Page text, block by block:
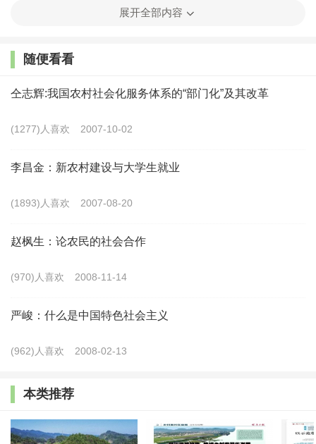
进农业农村现代化，加快农业强国建设步伐。2024年中央一
建设”。党的二十届三中全会围绕保障粮食安全、深化土地
农”工作的一系列重大决策部署，为今后一段时期我国农业
工农城乡关系、人与自然关系和农村生产关系的持续深刻变
化。这些关系的变化不仅体现了现代化发展的基本演变趋
展。关于如何处理好这几大关系以及在此过程中衍生出的一
系列问题、挑战，并有力有效推进农业农村现代化，成为当
述我国农业农村现代化进程中几个重大关系的基本内涵与演
系动态演进的视角出发，分析新发展阶段加快推进农业农村
现代化所面临的现实困境与挑战，并围绕未来阶段我国高质
展开全部内容
随便看看
仝志辉:我国农村社会化服务体系的“部门化”及其改革
(1277)人喜欢 2007-10-02
李昌金：新农村建设与大学生就业
(1893)人喜欢 2007-08-20
赵枫生：论农民的社会合作
(970)人喜欢 2008-11-14
严峻：什么是中国特色社会主义
(962)人喜欢 2008-02-13
本类推荐